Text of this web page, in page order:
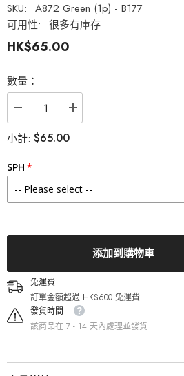
SKU: A872 Green (1p) - B177
可用性: 很多有庫存
HK$65.00
數量：
Lenstown
芝
瞳
A872
（1
量
增
瞳
A872
（1
小計: $65.00
SPH
添加到購物車
免運費
訂單金額超過 HK$600 免運費
發貨時間
該商品在 7 - 14 天內處理並發貨